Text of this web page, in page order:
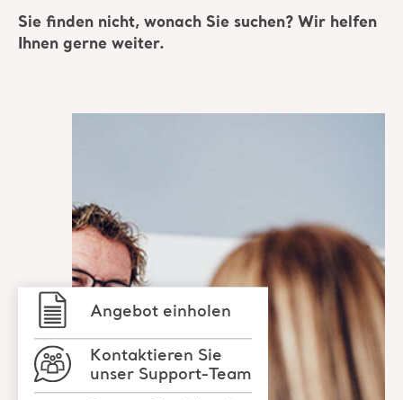
Sie finden nicht, wonach Sie suchen? Wir helfen
Ihnen gerne weiter.
Angebot einholen
Kontaktieren Sie
unser Support-Team